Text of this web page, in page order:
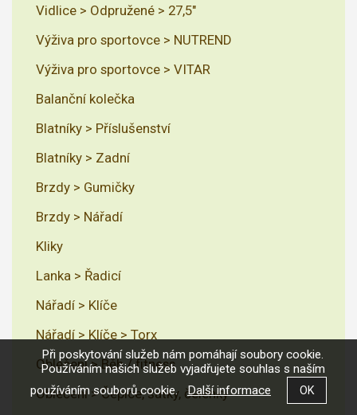
Vidlice > Odpružené > 27,5"
Výživa pro sportovce > NUTREND
Výživa pro sportovce > VITAR
Balanční kolečka
Blatníky > Příslušenství
Blatníky > Zadní
Brzdy > Gumičky
Brzdy > Nářadí
Kliky
Lanka > Řadicí
Nářadí > Klíče
Nářadí > Klíče > Torx
Oblečení > Běh / fitness
Oblečení > Čepice, šátky, čelenky
Při poskytování služeb nám pomáhají soubory cookie.
Používáním našich služeb vyjadřujete souhlas s naším
používáním souborů cookie.Další informace